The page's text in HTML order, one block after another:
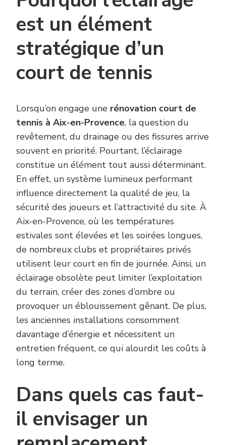
est un élément
stratégique d’un
court de tennis
Lorsqu’on engage une rénovation court de
tennis à Aix-en-Provence, la question du
revêtement, du drainage ou des fissures arrive
souvent en priorité. Pourtant, l’éclairage
constitue un élément tout aussi déterminant.
En effet, un système lumineux performant
influence directement la qualité de jeu, la
sécurité des joueurs et l’attractivité du site. À
Aix-en-Provence, où les températures
estivales sont élevées et les soirées longues,
de nombreux clubs et propriétaires privés
utilisent leur court en fin de journée. Ainsi, un
éclairage obsolète peut limiter l’exploitation
du terrain, créer des zones d’ombre ou
provoquer un éblouissement gênant. De plus,
les anciennes installations consomment
davantage d’énergie et nécessitent un
entretien fréquent, ce qui alourdit les coûts à
long terme.
Dans quels cas faut-
il envisager un